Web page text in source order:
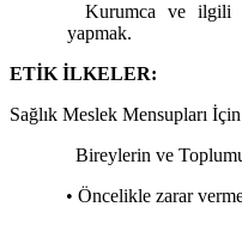
Kurumca ve ilgili
yapmak.
ETİK İLKELER:
Sağlık Meslek Mensupları
Bireylerin ve
• Öncelikle zarar